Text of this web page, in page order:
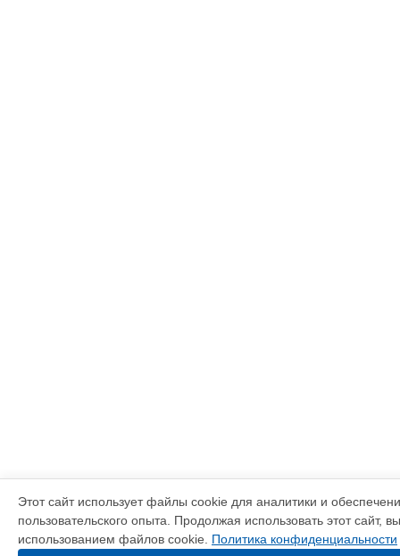
Этот сайт использует файлы cookie для аналитики и
пользовательского опыта. Продолжая использовать этот сайт,
использованием файлов cookie. Политика конфиденциальности